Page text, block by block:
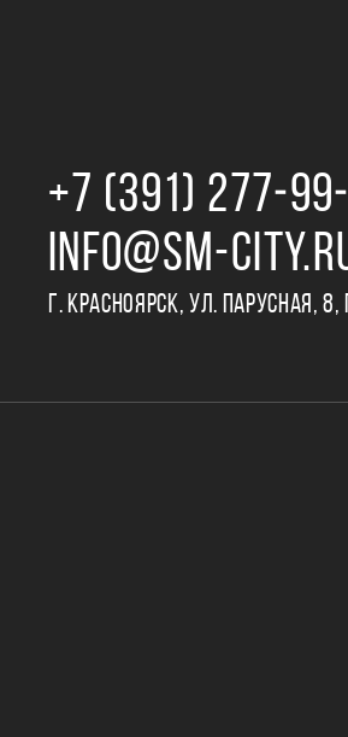
+7 (391)
INFO@SM-
Г. КРАСНОЯРСК, УЛ. ПАРУСНАЯ, 8,